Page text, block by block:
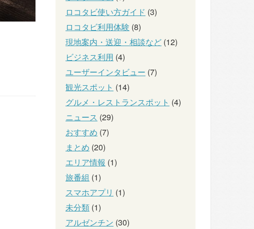
ロコタビ使い方ガイド (3)
ロコタビ利用体験 (8)
現地案内・送迎・相談など (12)
ビジネス利用 (4)
ユーザーインタビュー (7)
観光スポット (14)
グルメ・レストランスポット (4)
ニュース (29)
おすすめ (7)
まとめ (20)
エリア情報 (1)
旅番組 (1)
スマホアプリ (1)
未分類 (1)
アルゼンチン (30)